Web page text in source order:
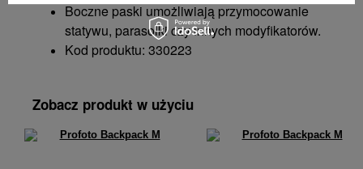
Boczne paski umożliwiają przymocowanie
statywu, parasolki czy innych modyfikatorów.
Kod produktu: 330223
Zobacz produkt w użyciu